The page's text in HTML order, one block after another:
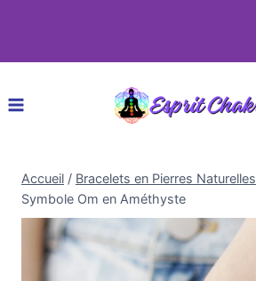
Accueil / Bracelets en Pierres Naturelles
Symbole Om en Améthyste